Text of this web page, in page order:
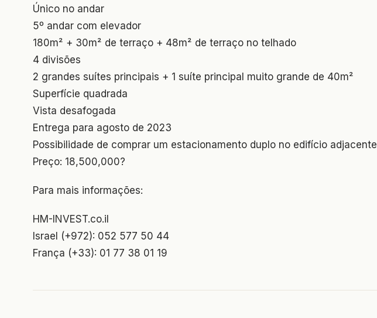
Único no andar
5º andar com elevador
180m² + 30m² de terraço + 48m² de terraço no telhado
4 divisões
2 grandes suítes principais + 1 suíte principal muito grande de 40m²
Superfície quadrada
Vista desafogada
Entrega para agosto de 2023
Possibilidade de comprar um estacionamento duplo no edifício adjacente
Preço: 18,500,000?
Para mais informações:
HM-INVEST.co.il
Israel (+972): 052 577 50 44
França (+33): 01 77 38 01 19